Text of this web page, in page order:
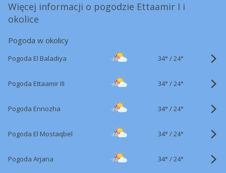
Więcej informacji o pogodzie Ettaamir I i
okolice
Pogoda w okolicy
Pogoda El Baladiya 34° /24°
Pogoda Ettaamir III 34° /24°
Pogoda Ennozha 34° /24°
Pogoda El Mostaqbel 34° /24°
Pogoda Arjana 34° /24°